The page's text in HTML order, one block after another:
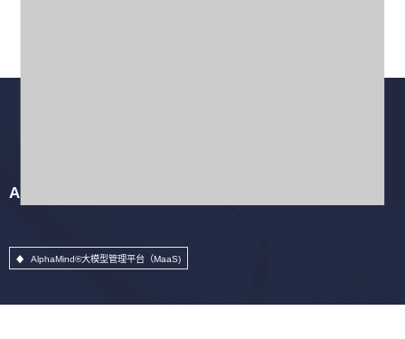
AlphaMind®大模型管理平台（MaaS)
AlphaMind®大模型管理平台（MaaS)